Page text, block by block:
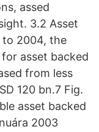
assed
3.2 Asset
to 2004, the
asset backed
from less
120 bn.7 Fig.
asset backed
2003